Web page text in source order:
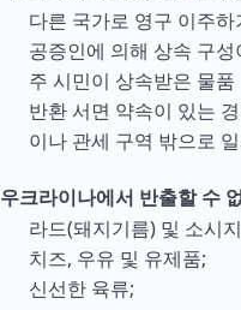
다른 국가로 영구 이주
공증인에 의해 상속 구
주 시민이 상속받은 물품
반환 서면 약속이 있는
이나 관세 구역 밖으로
우크라이나에서 반출할 수
라드(돼지기름) 및 소시
치즈, 우유 및 유제품;
신선한 육류;